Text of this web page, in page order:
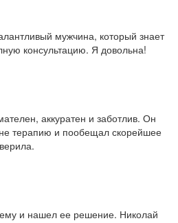
мужчина, который знает
консультацию. Я довольна!
аккуратен и заботлив. Он
терапию и пообещал скорейшее
и нашел ее решение. Николай